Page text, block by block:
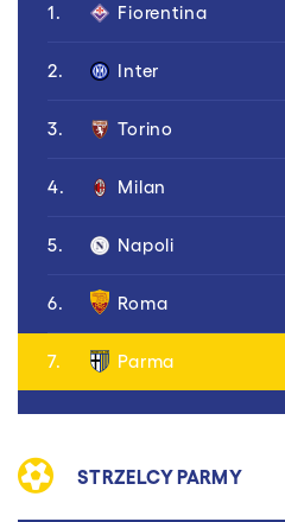
1. Fiorentina
2. Inter
3. Torino
4. Milan
5. Napoli
6. Roma
7. Parma
STRZELCY PARMY